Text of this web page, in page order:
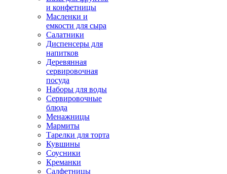
и конфетницы
Масленки и
емкости для сыра
Салатники
Диспенсеры для
напитков
Деревянная
сервировочная
посуда
Наборы для воды
Сервировочные
блюда
Менажницы
Мармиты
Тарелки для торта
Кувшины
Соусники
Креманки
Салфетницы